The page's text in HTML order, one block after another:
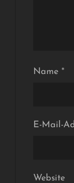
Name *
E-Mail-
Website